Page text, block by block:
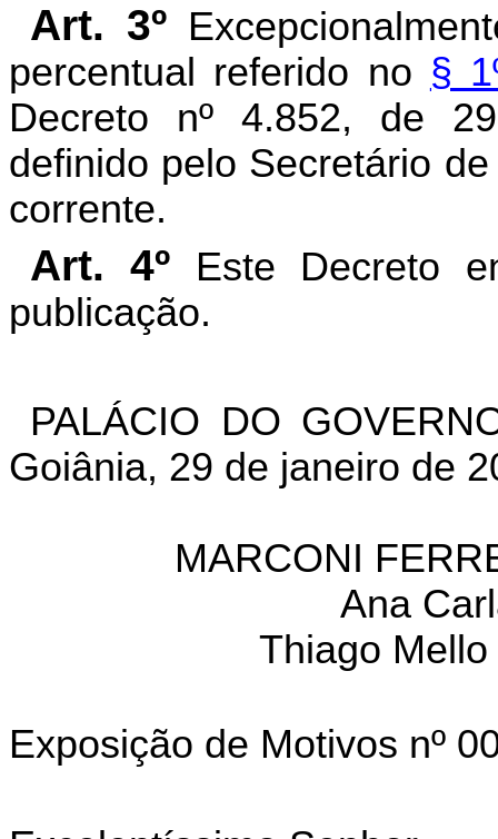
Art. 3º
percentual referido no §
Decreto nº 4.852, de
definido pelo Secretário
corrente.
Art. 4º Este Decreto
publicação.
PALÁCIO DO
Goiânia, 29 de janeiro de
MARCONI
Ana
Thiago
Exposição de Motivos nº